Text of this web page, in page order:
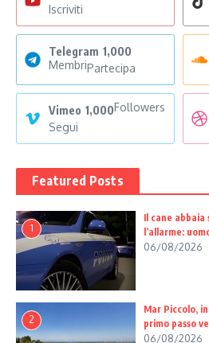
Iscriviti
Telegram 1,000
MembriPartecipa
Vimeo 1,000Followers
Segui
Featured Posts
1
Il cane abbaia
l’allarme:
06/08/2026
2
Mar Piccolo,
primo passo
06/08/2026